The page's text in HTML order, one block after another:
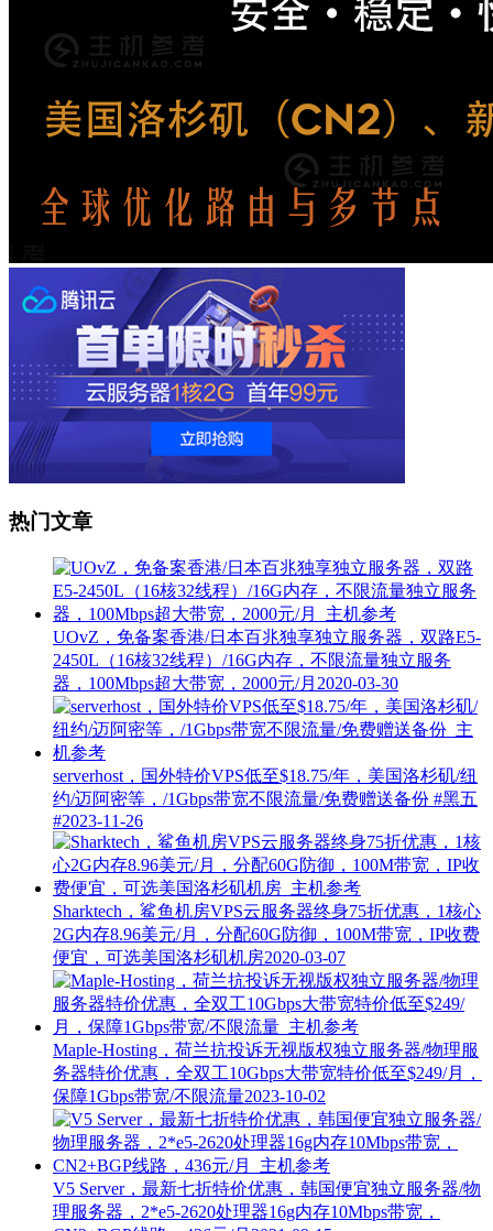
热门文章
UOvZ，免备案香港/日本百兆独享独立服务器，双路E5-
2450L（16核32线程）/16G内存，不限流量独立服务
器，100Mbps超大带宽，2000元/月 2020-03-30
serverhost，国外特价VPS低至$18.75/年，美国洛杉矶/纽
约/迈阿密等，/1Gbps带宽不限流量/免费赠送备份 #黑五
#2023-11-26
Sharktech，鲨鱼机房VPS云服务器终身75折优惠，1核心
2G内存8.96美元/月，分配60G防御，100M带宽，IP收费
便宜，可选美国洛杉矶机房2020-03-07
Maple-Hosting，荷兰抗投诉无视版权独立服务器/物理服
务器特价优惠，全双工10Gbps大带宽特价低至$249/月，
保障1Gbps带宽/不限流量2023-10-02
V5 Server，最新七折特价优惠，韩国便宜独立服务器/物
理服务器，2*e5-2620处理器16g内存10Mbps带宽，